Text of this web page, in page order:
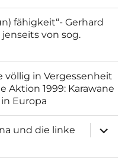
fähigkeit“- Gerhard
von sog.
völlig in Vergessenheit
Aktion 1999: Karawane
Europa
und die linke
anzeigen